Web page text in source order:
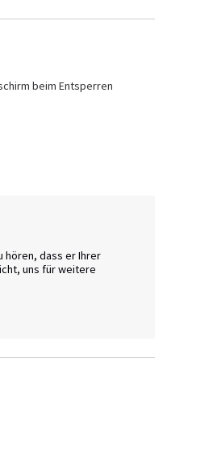
beim Entsperren
hören, dass er Ihrer
uns für weitere